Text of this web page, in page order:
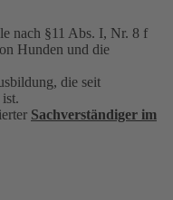
nach §11 Abs. I, Nr. 8 f
Hunden und die
die seit
Sachverständiger im